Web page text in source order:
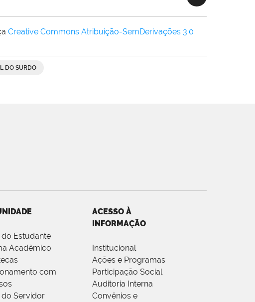
Creative Commons Atribuição-SemDerivações 3.0
DO SURDO
do Estudante
Acadêmico
com
do Servidor
ACESSO À
INFORMAÇÃO
Institucional
Ações e Programas
Participação Social
Auditoria Interna
Convênios e